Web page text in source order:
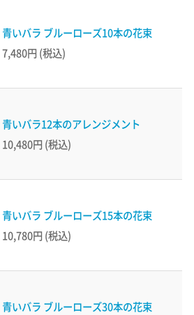
青いバラ ブルーローズ10本の花束
7,480円 (税込)
青いバラ12本のアレンジメント
10,480円 (税込)
青いバラ ブルーローズ15本の花束
10,780円 (税込)
青いバラ ブルーローズ30本の花束